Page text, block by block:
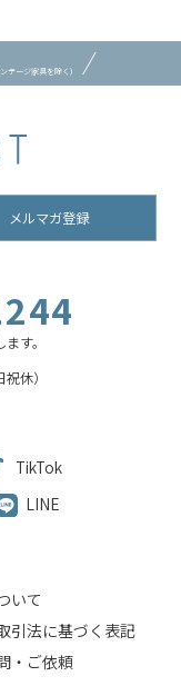
ンテージ家具を除く）
メルマガ登録
す。
休）
TikTok
LINE
いて
引法に基づく表記
・ご依頼